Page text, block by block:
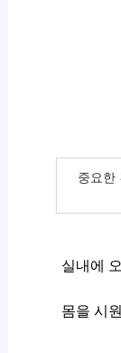
중요한
실내에
몸을 시